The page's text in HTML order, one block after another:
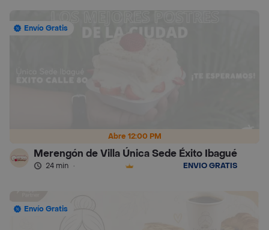
Abre 12:00 PM
Envío Gratis
Merengón de Villa Única Sede Éxito Ibagué
24 min · ENVÍO GRATIS
Envío Gratis